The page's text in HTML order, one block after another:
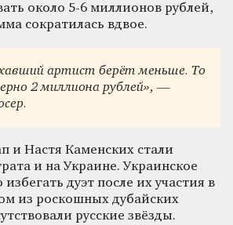
около 5-6 миллионов рублей,
сократилась вдвое.
артист берёт меньше. То
2 миллиона рублей», —
и Настя Каменских стали
и на Украине. Украинское
дуэт после их участия в
из роскошных дубайских
русские звёзды.